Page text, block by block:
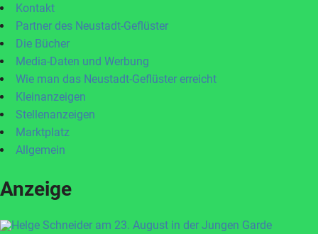
Kontakt
Partner des Neustadt-Geflüster
Die Bücher
Media-Daten und Werbung
Wie man das Neustadt-Geflüster erreicht
Kleinanzeigen
Stellenanzeigen
Marktplatz
Allgemein
Anzeige